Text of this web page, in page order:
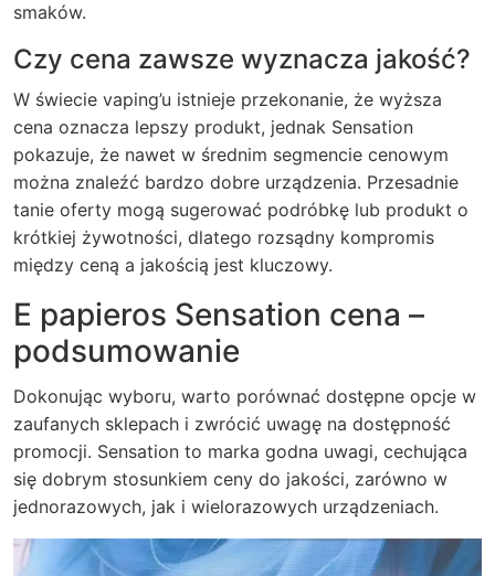
smaków.
Czy cena zawsze wyznacza jakość?
W świecie vaping’u istnieje przekonanie, że wyższa
cena oznacza lepszy produkt, jednak Sensation
pokazuje, że nawet w średnim segmencie cenowym
można znaleźć bardzo dobre urządzenia. Przesadnie
tanie oferty mogą sugerować podróbkę lub produkt o
krótkiej żywotności, dlatego rozsądny kompromis
między ceną a jakością jest kluczowy.
E papieros Sensation cena –
podsumowanie
Dokonując wyboru, warto porównać dostępne opcje w
zaufanych sklepach i zwrócić uwagę na dostępność
promocji. Sensation to marka godna uwagi, cechująca
się dobrym stosunkiem ceny do jakości, zarówno w
jednorazowych, jak i wielorazowych urządzeniach.